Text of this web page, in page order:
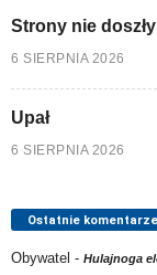
Strony nie
6 SIERPNIA 2026
Upał
6 SIERPNIA 2026
Ostatnie komentarze
Obywatel - Hulajnoga